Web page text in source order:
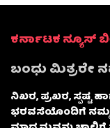
ಕರ್ನಾಟಕ ನ್ಯೂಸ್
ಬಂಧು ಮಿತ್ರರೇ
ನಿಖರ, ಪ್ರಖರ, ಸ್ಪಷ್ಟ
ಭರವಸೆಯೊಂದಿಗೆ ನಮ್ಮ